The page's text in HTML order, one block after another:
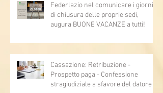
Federlazio nel comunicare i giorni
di chiusura delle proprie sedi,
augura BUONE VACANZE a tutti!
Cassazione: Retribuzione -
Prospetto paga - Confessione
stragiudiziale a sfavore del datore di